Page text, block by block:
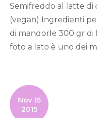
Semifreddo al latte di
(vegan) Ingredienti
di mandorle 300 gr
foto a lato è uno dei
Nov 15
2015